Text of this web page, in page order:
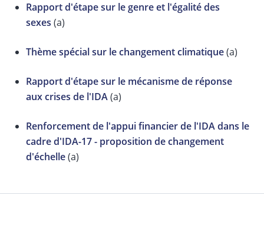
Rapport d'étape sur le genre et l'égalité des
sexes (a)
Thème spécial sur le changement climatique(a)
Rapport d'étape sur le mécanisme de réponse
aux crises de l'IDA(a)
Renforcement de l'appui financier de l'IDA dans le
cadre d'IDA-17 - proposition de changement
d'échelle(a)